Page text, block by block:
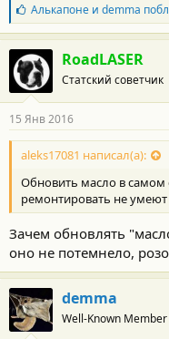
Б
л
а
г
о
д
а
н
о
с
и
:
Алькапонеи demma
RoadLASER
Статский советчик
15 Янв 2016
aleks17081 написал(а):
Обновить масло в самом
ремонтировать не умеют
Зачем обновлять
оно не потемнело,
demma
Well-Known Member